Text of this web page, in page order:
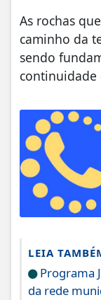
As rochas
caminho da
sendo
continuidade
LEIA
Programa
da rede